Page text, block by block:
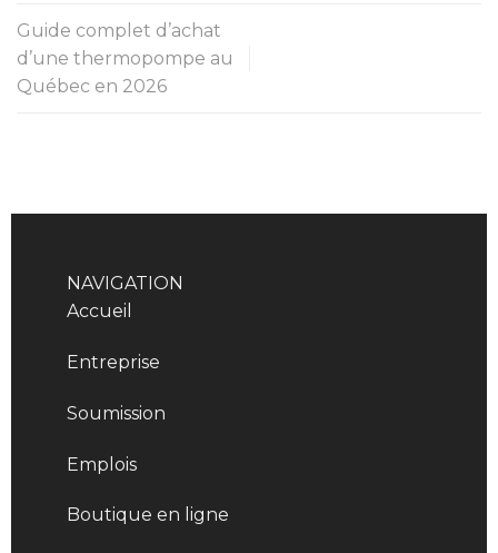
Guide complet d’achat
d’une thermopompe au
Québec en 2026
NAVIGATION
Accueil
Entreprise
Soumission
Emplois
Boutique en ligne